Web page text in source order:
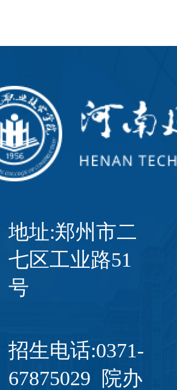
地址:郑州市二
七区工业路51
号
招生电话:0371-
67875029 院办